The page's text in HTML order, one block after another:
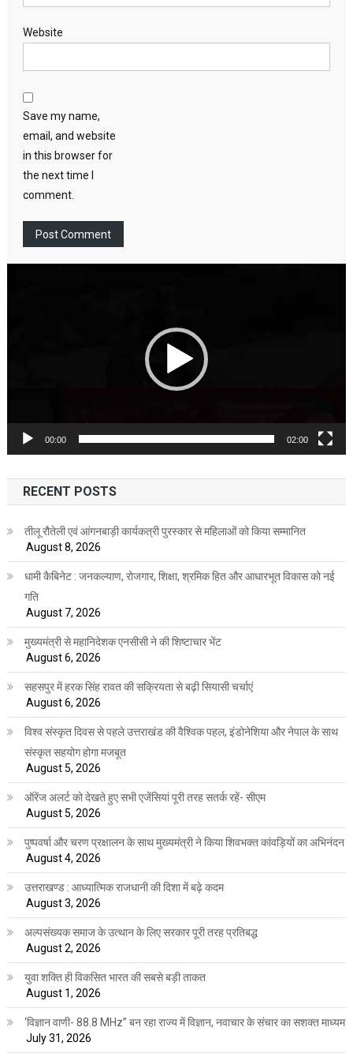
Website
Save my name,
email, and website
in this browser for
the next time I
comment.
00:00 02:00
RECENT POSTS
तीलू रौतेली एवं आंगनबाड़ी कार्यकत्री पुरस्कार से महिलाओं को किया सम्मानित
August 8, 2026
धामी कैबिनेट : जनकल्याण, रोजगार, शिक्षा, श्रमिक हित और आधारभूत विकास को नई
गति
August 7, 2026
मुख्यमंत्री से महानिदेशक एनसीसी ने की शिष्टाचार भेंट
August 6, 2026
सहसपुर में हरक सिंह रावत की सक्रियता से बढ़ी सियासी चर्चाएं
August 6, 2026
विश्व संस्कृत दिवस से पहले उत्तराखंड की वैश्विक पहल, इंडोनेशिया और नेपाल के साथ
संस्कृत सहयोग होगा मजबूत
August 5, 2026
ऑरेंज अलर्ट को देखते हुए सभी एजेंसियां पूरी तरह सतर्क रहें- सीएम
August 5, 2026
पुष्पवर्षा और चरण प्रक्षालन के साथ मुख्यमंत्री ने किया शिवभक्त कांवड़ियों का अभिनंदन
August 4, 2026
उत्तराखण्ड : आध्यात्मिक राजधानी की दिशा में बढ़े कदम
August 3, 2026
अल्पसंख्यक समाज के उत्थान के लिए सरकार पूरी तरह प्रतिबद्ध
August 2, 2026
युवा शक्ति ही विकसित भारत की सबसे बड़ी ताकत
August 1, 2026
‘विज्ञान वाणी- 88.8 MHz” बन रहा राज्य में विज्ञान, नवाचार के संचार का सशक्त माध्यम
July 31, 2026